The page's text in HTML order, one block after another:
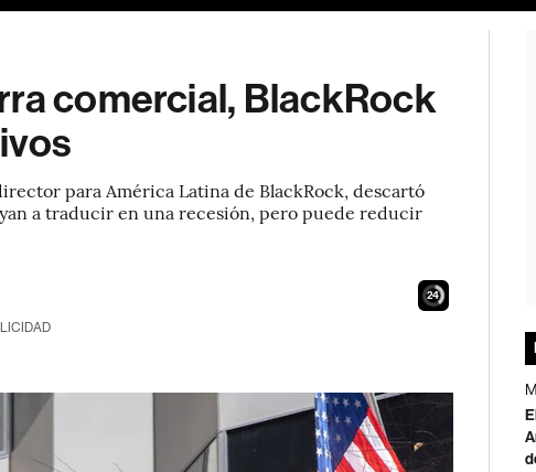
comercial, BlackRock
para América Latina de BlackRock, descartó
a traducir en una recesión, pero puede reducir
23